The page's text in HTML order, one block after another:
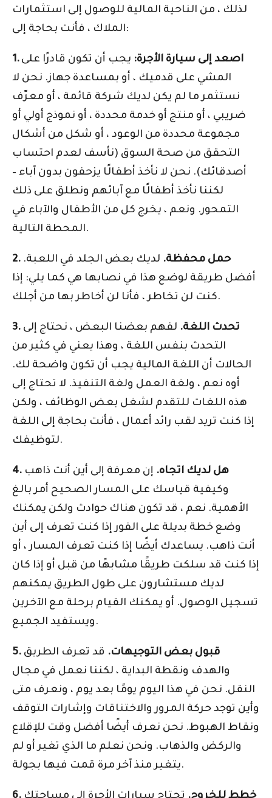
لذلك ، من الناحية المالية للوصول إلى استثمارات
الملاك ، فأنت بحاجة إلى:
1. اصعد إلى سيارة الأجرة: يجب أن تكون قادرًا على
المشي على قدميك ، أو بمساعدة جهاز. نحن لا
نستثمر ما لم يكن لديك شركة قائمة ، أو معرّف
ضريبي ، أو منتج أو خدمة محددة ، أو نموذج أولي أو
مجموعة محددة من الوعود ، أو شكل من أشكال
التحقق من صحة السوق (نأسف لعدم احتساب
أصدقائك). نحن لا نأخذ أطفالًا يزحفون بدون آباء –
لكننا نأخذ أطفالًا مع آبائهم ونطلق على ذلك
التمحور. ونعم ، يخرج كل من الأطفال والآباء في
المحطة التالية.
2. حمل محفظة. لديك بعض الجلد في اللعبة.
أفضل طريقة لوضع هذا في نصابها هي كما يلي: إذا
كنت لن تخاطر ، فأنا لن أخاطر بها من أجلك.
3. تحدث اللغة. لفهم بعضنا البعض ، نحتاج إلى
التحدث بنفس اللغة ، وهذا يعني في كثير من
الحالات أن اللغة المالية يجب أن تكون واضحة لك.
أوه نعم ، ولغة العمل ولغة التنفيذ. لا تحتاج إلى
هذه اللغات للتقدم لشغل بعض الوظائف ، ولكن
إذا كنت تريد لقب رائد أعمال ، فأنت بحاجة إلى اللغة
لتوظيفك.
4. هل لديك اتجاه. إن معرفة إلى أين أنت ذاهب
وكيفية قياسك على المسار الصحيح أمر بالغ
الأهمية. نعم ، قد تكون هناك حوادث ولكن يمكنك
وضع خطة بديلة على الفور إذا كنت تعرف إلى أين
أنت ذاهب. يساعدك أيضًا إذا كنت تعرف المسار ، أو
إذا كنت قد سلكت طريقًا مشابهًا من قبل أو إذا كان
لديك مستشارون على طول الطريق يمكنهم
تسجيل الوصول. أو يمكنك القيام برحلة مع الآخرين
ويستفيد الجميع.
5. قبول بعض التوجيهات. قد تعرف الطريق
والهدف ونقطة البداية ، لكننا نعمل في مجال
النقل. نحن في هذا اليوم يومًا بعد يوم ، ونعرف متى
وأين توجد حركة المرور والاختناقات وإشارات التوقف
ونقاط الهبوط. نحن نعرف أيضًا أفضل وقت للإقلاع
والركض والذهاب. ونحن نعلم ما الذي تغير أو لم
يتغير منذ آخر مرة قمت فيها بجولة.